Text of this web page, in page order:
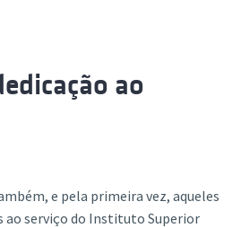
ao
e pela primeira vez, aqueles
ao serviço do Instituto Superior